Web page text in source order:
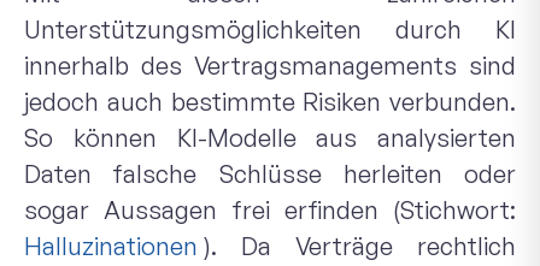
Unterstützungsmöglichkeiten durch KI
innerhalb des Vertragsmanagements sind
jedoch auch bestimmte Risiken verbunden.
So können KI-Modelle aus analysierten
Daten falsche Schlüsse herleiten oder
sogar Aussagen frei erfinden (Stichwort:
Halluzinationen ). Da Verträge rechtlich